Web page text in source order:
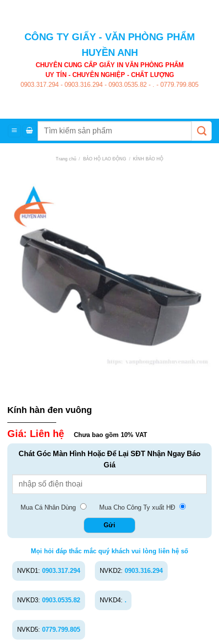
CÔNG TY GIẤY - VĂN PHÒNG PHẨM
HUYỀN ANH
CHUYÊN CUNG CẤP GIẤY IN VĂN PHÒNG PHẨM
UY TÍN - CHUYÊN NGHIỆP - CHẤT LƯỢNG
0903.317.294 - 0903.316.294 - 0903.0535.82 - . - 0779.799.805
Trang chủ / BẢO HỘ LAO ĐỘNG / KÍNH BẢO HỘ
Kính hàn đen vuông
Giá: Liên hệ Chưa bao gồm 10% VAT
Chát Góc Màn Hình Hoặc Để Lại SĐT Nhận Ngay Báo
Giá
Mua Cá Nhân Dùng Mua Cho Công Ty xuất HĐ
Mọi hỏi đáp thắc mắc quý khách vui lòng liên hệ số
NVKD1: 0903.317.294 NVKD2: 0903.316.294
NVKD3: 0903.0535.82 NVKD4: .
NVKD5: 0779.799.805